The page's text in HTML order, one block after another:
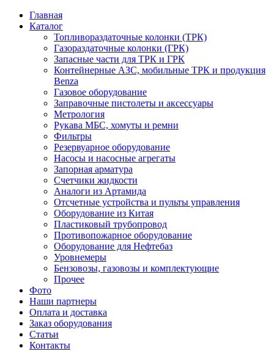
Главная
Каталог
Топливораздаточные колонки (ТРК)
Газораздаточные колонки (ГРК)
Запасные части для ТРК и ГРК
Контейнерные АЗС, мобильные ТРК и продукция
Benza
Газовое оборудование
Заправочные пистолеты и аксессуары
Метрология
Рукава МБС, хомуты и ремни
Фильтры
Резервуарное оборудование
Насосы и насосные агрегаты
Запорная арматура
Счетчики жидкости
Аналоги из Артамида
Отсчетные устройства и пульты управления
Оборудование из Китая
Пластиковый трубопровод
Противопожарное оборудование
Оборудование для Нефтебаз
Уровнемеры
Бензовозы, газовозы и комплектующие
Прочее
Фото
Наши партнеры
Оплата и доставка
Заказ оборудования
Статьи
Контакты